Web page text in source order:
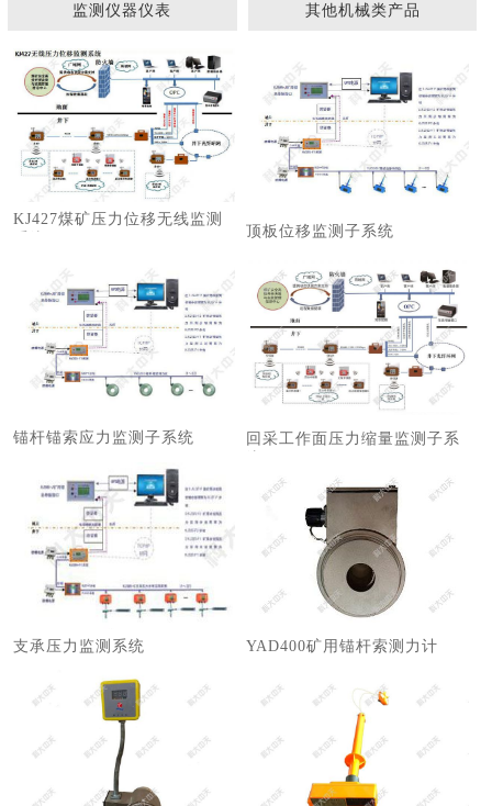
监测仪器仪表
其他机械类产品
KJ427煤矿压力位移无线监测
顶板位移监测子系统
锚杆锚索应力监测子系统
回采工作面压力缩量监测子系
支承压力监测系统 YAD400矿用锚杆索测力计